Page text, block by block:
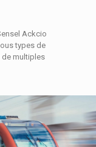
Ackcio
types de
de multiples